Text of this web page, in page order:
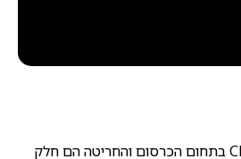
שירותי עיבוד שבבי CNC בתחום הכרסום והחריטה הם חלק